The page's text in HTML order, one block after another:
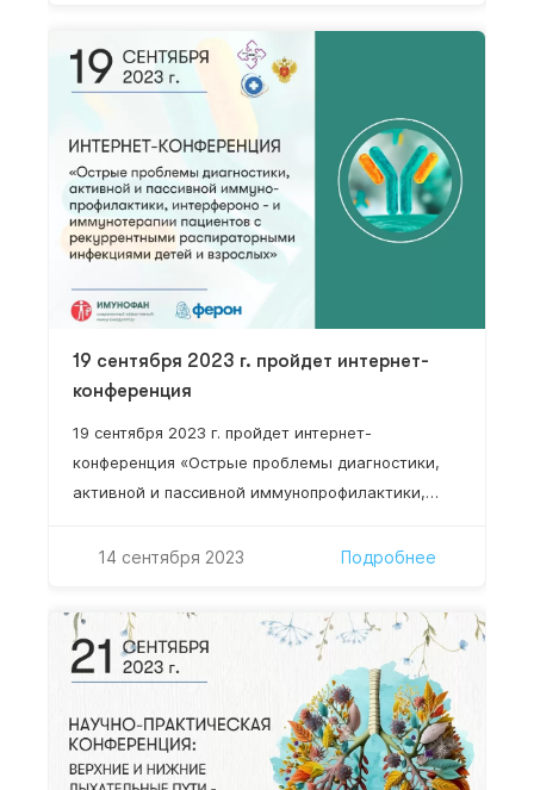
исследовательских институтов, ведущие
специалисты в области клинической,
фундаментальной иммунологии, адаптивной
медицинской иммунологии и адаптационной
медицины.
19 сентября 2023 г. пройдет интернет-
конференция
19 сентября 2023 г. пройдет интернет-
конференция «Острые проблемы диагностики,
активной и пассивной иммунопрофилактики,
рекуррентными респираторными инфекциями,
проекта: Нестерова Ирина Вадимовна – д.м.н.,
профессор, профессор кафедры клинической
иммунологии, аллергологии и адаптологии
ФНМО МИ, ФГАОУ ВО «Российский университет
дружбы народов» Минобрнауки РФ, профессор
кафедры иммунопатологии и
14 сентября 2023 Подробнее